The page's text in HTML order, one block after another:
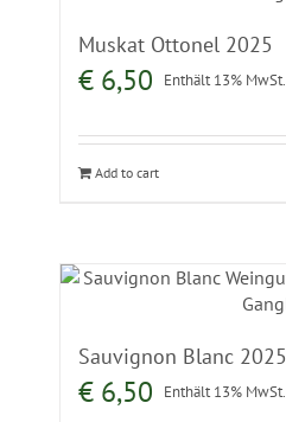
Muskat Ottonel 2025
€ 6,50 Enthält 13% MwSt.
Add to cart
Sauvignon Blanc 2025
€ 6,50 Enthält 13% MwSt.